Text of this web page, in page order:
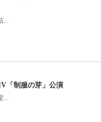
「制服の芽」公演